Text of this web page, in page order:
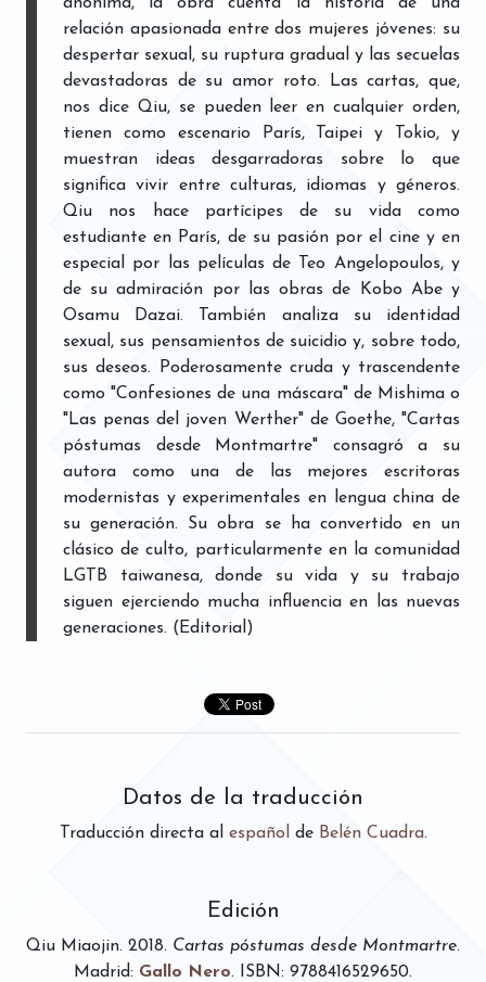
relación apasionada entre dos mujeres jóvenes: su
despertar sexual, su ruptura gradual y las secuelas
devastadoras de su amor roto. Las cartas, que,
nos dice Qiu, se pueden leer en cualquier orden,
tienen como escenario París, Taipei y Tokio, y
muestran ideas desgarradoras sobre lo que
significa vivir entre culturas, idiomas y géneros.
Qiu nos hace partícipes de su vida como
estudiante en París, de su pasión por el cine y en
especial por las películas de Teo Angelopoulos, y
de su admiración por las obras de Kobo Abe y
Osamu Dazai. También analiza su identidad
sexual, sus pensamientos de suicidio y, sobre todo,
sus deseos. Poderosamente cruda y trascendente
como "Confesiones de una máscara" de Mishima o
"Las penas del joven Werther" de Goethe, "Cartas
póstumas desde Montmartre" consagró a su
autora como una de las mejores escritoras
modernistas y experimentales en lengua china de
su generación. Su obra se ha convertido en un
clásico de culto, particularmente en la comunidad
LGTB taiwanesa, donde su vida y su trabajo
siguen ejerciendo mucha influencia en las nuevas
generaciones. (Editorial)
Datos de la traducción
Traducción directa al español de Belén Cuadra.
Edición
Qiu Miaojin. 2018. Cartas póstumas desde Montmartre.
Madrid: Gallo Nero. ISBN: 9788416529650.